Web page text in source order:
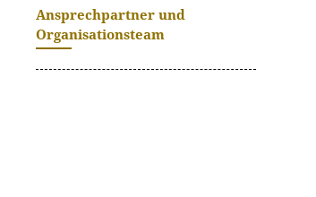
Ansprechpartner und
Organisationsteam